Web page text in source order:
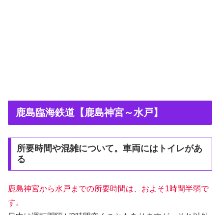
鹿島臨海鉄道【鹿島神宮～水戸】
所要時間や混雑について。車両にはトイレがあ
る
鹿島神宮から水戸までの所要時間は、およそ1時間半弱で
す。